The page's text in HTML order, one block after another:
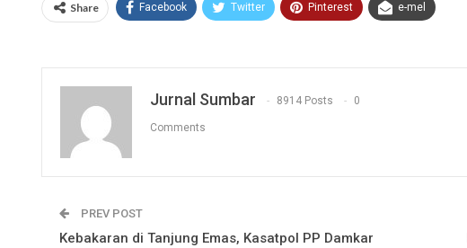
Share Facebook Twitter Pinterest e-mel
Jurnal Sumbar 8914 Posts 0
Comments
PREV POST
Kebakaran di Tanjung Emas, Kasatpol PP Damkar